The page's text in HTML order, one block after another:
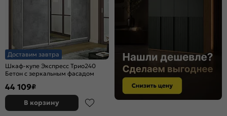
Доставим завтра
Шкаф-купе Экспресс Трио240
Бетон с зеркальным фасадом
44 109₽
В корзину